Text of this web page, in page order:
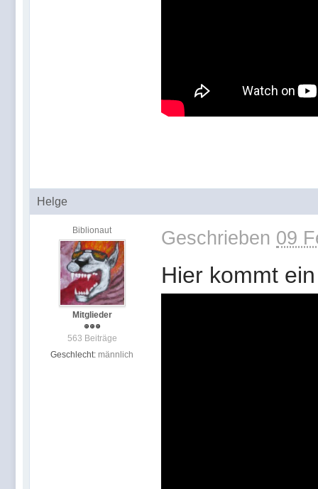
Helge
Biblionaut
Mitglieder
563 Beiträge
Geschlecht: männlich
Geschrieben 09
Hier kommt